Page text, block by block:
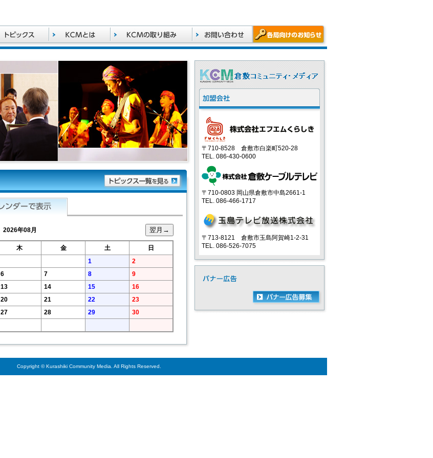
2026年08月
木 金 土
日
1
2
6 7 8
9
13 14 15
16
20 21 22
23
27 28 29
30
〒710-8528 倉敷市白楽町520-28
TEL. 086-430-0600
〒710-0803 岡山県倉敷市中島2661-1
TEL. 086-466-1717
〒713-8121 倉敷市玉島阿賀崎1-2-31
TEL. 086-526-7075
Copyright © Kurashiki Community Media. All Rights Reserved.